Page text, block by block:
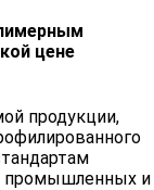
цене
продукции,
промышленных и